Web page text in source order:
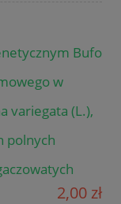
Bufo
w
variegata (L.),
polnych
2,00 zł